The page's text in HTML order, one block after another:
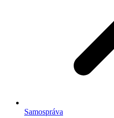
Samospráva